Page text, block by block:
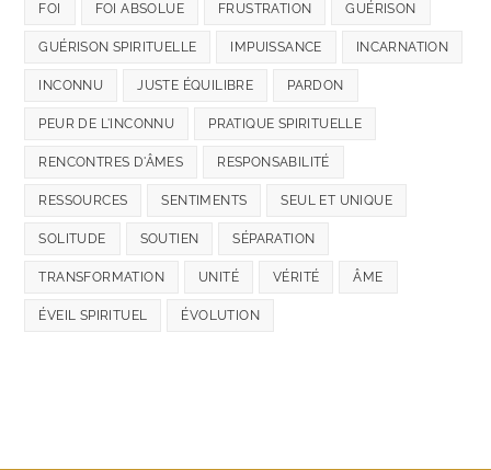
FOI FOI ABSOLUE FRUSTRATION GUÉRISON
GUÉRISON SPIRITUELLE IMPUISSANCE INCARNATION
INCONNU JUSTE ÉQUILIBRE PARDON
PEUR DE L'INCONNU PRATIQUE SPIRITUELLE
RENCONTRES D'ÂMES RESPONSABILITÉ
RESSOURCES SENTIMENTS SEUL ET UNIQUE
SOLITUDE SOUTIEN SÉPARATION
TRANSFORMATION UNITÉ VÉRITÉ ÂME
ÉVEIL SPIRITUEL ÉVOLUTION